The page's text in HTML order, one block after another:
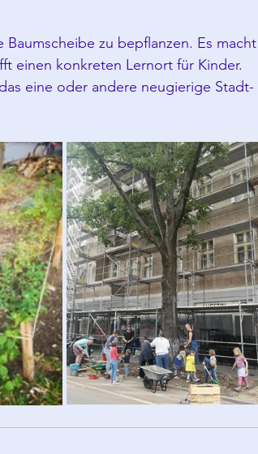
zu bepflanzen. Es macht
einen konkreten Lernort für Kinder.
eine oder andere neugierige Stadt-